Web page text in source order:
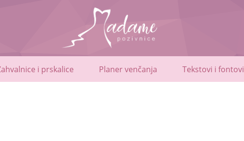
i prskalice Planer venčanja Tekstovi i fontovi